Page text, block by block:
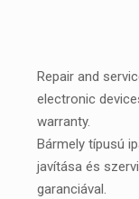
Repair and
electronic
warranty.
Bármely típusú
javítása és
garanciával.